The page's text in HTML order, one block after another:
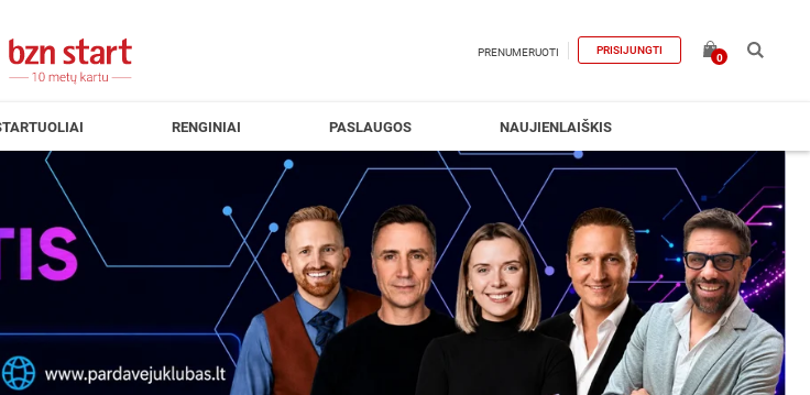
PRENUMERUOTI PRISIJUNGTI
0
RENGINIAI PASLAUGOS NAUJIENLAIŠKIS